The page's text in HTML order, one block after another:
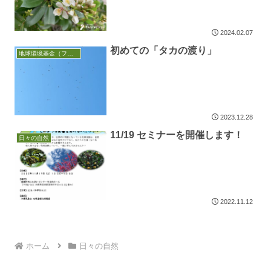
2024.02.07
初めての「タカの渡り」
2023.12.28
日々の自然 11/19 セミナーを開催します！
2022.11.12
ホーム 日々の自然